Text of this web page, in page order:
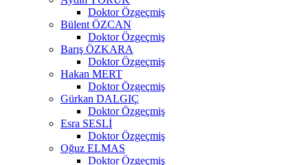
Doktor Özgeçmiş
Bülent ÖZCAN
Doktor Özgeçmiş
Barış ÖZKARA
Doktor Özgeçmiş
Hakan MERT
Doktor Özgeçmiş
Gürkan DALGIÇ
Doktor Özgeçmiş
Esra SESLİ
Doktor Özgeçmiş
Oğuz ELMAS
Doktor Özgeçmiş